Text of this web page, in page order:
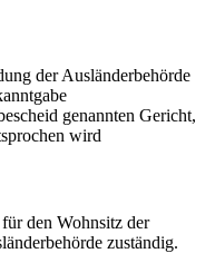
der Ausländerbehörde
genannten Gericht,
wird
den Wohnsitz der
zuständig.